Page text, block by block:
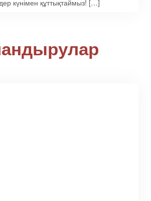
күнімен құттықтаймыз! […]